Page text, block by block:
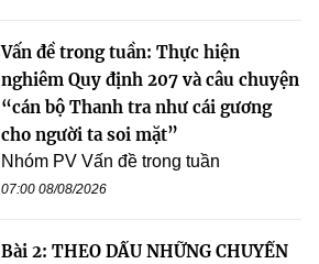
Vấn đề trong tuần: Thực hiện
nghiêm Quy định 207 và câu chuyện
“cán bộ Thanh tra như cái gương
cho người ta soi mặt”
Nhóm PV Vấn đề trong tuần
07:00 08/08/2026
Bài 2: THEO DẤU NHỮNG CHUYẾN